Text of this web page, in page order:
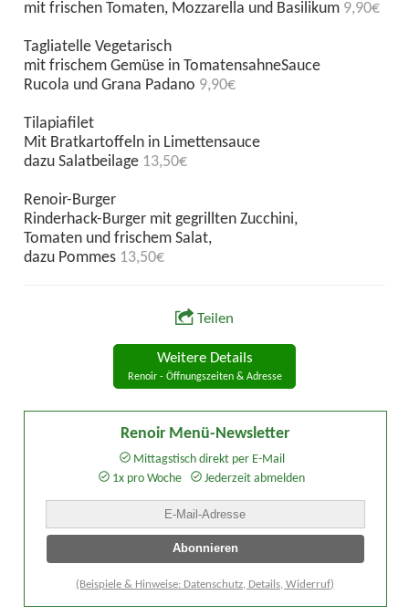
mit frischen Tomaten, Mozzarella und Basilikum 9,90€
Tagliatelle Vegetarisch
mit frischem Gemüse in TomatensahneSauce
Rucola und Grana Padano 9,90€
Tilapiafilet
Mit Bratkartoffeln in Limettensauce
dazu Salatbeilage 13,50€
Renoir-Burger
Rinderhack-Burger mit gegrillten Zucchini,
Tomaten und frischem Salat,
dazu Pommes 13,50€
Teilen
Weitere Details
Renoir - Öffnungszeiten & Adresse
Renoir Menü-Newsletter
Mittagstisch direkt per E-Mail
1x pro Woche
Jederzeit abmelden
(Beispiele & Hinweise: Datenschutz, Details, Widerruf)